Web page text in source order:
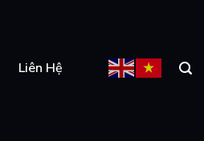
Liên Hệ